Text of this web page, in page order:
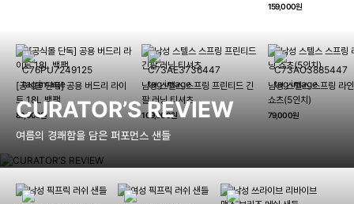
159,000원
[공식몰 단독] 공용 버드리 라이
트 18L 백팩
89,000원
남성 스텔스 스프링 프린티드 긴
팔 러닝 티셔츠
109,000원
남성 스텔스 스프링 라
쇼츠(5인치)
79,000원
CURATOR’S REVIEW
여름의 경쾌함을 담은 퍼포먼스 샌들